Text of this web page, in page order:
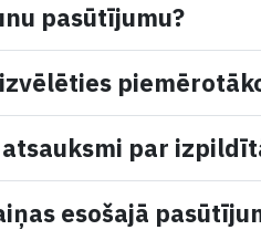
pasūtījumu?
par
esošajā